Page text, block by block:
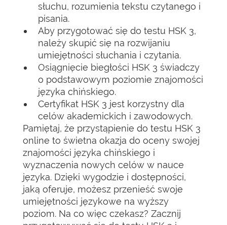
słuchu, rozumienia tekstu czytanego i
pisania.
Aby przygotować się do testu HSK 3,
należy skupić się na rozwijaniu
umiejętności słuchania i czytania.
Osiągnięcie biegłości HSK 3 świadczy
o podstawowym poziomie znajomości
języka chińskiego.
Certyfikat HSK 3 jest korzystny dla
celów akademickich i zawodowych.
Pamiętaj, że przystąpienie do testu HSK 3
online to świetna okazja do oceny swojej
znajomości języka chińskiego i
wyznaczenia nowych celów w nauce
języka. Dzięki wygodzie i dostępności,
jaką oferuje, możesz przenieść swoje
umiejętności językowe na wyższy
poziom. Na co więc czekasz? Zacznij